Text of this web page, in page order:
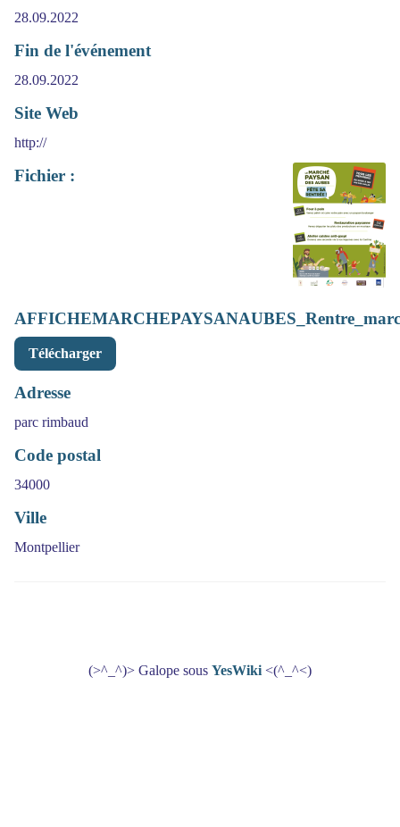
28.09.2022
Fin de l'événement
28.09.2022
Site Web
http://
Fichier :
Télécharger
Adresse
parc rimbaud
Code postal
34000
Ville
Montpellier
(>^_^)> Galope sous YesWiki <(^_^<)